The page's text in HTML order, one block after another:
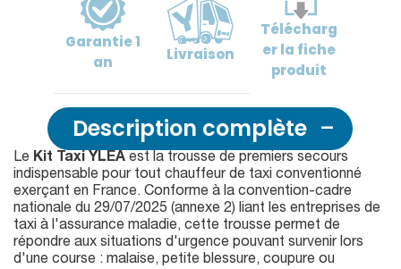
Garantie1
an
Livraison
Télécharg
erla fiche
produit
Description complète
Le Kit Taxi YLEA est la trousse de premiers secours
indispensable pour tout chauffeur de taxi conventionné
exerçant en France. Conforme à la convention-cadre
nationale du 29/07/2025 (annexe 2) liant les entreprises de
taxi à l'assurance maladie, cette trousse permet de
répondre aux situations d'urgence pouvant survenir lors
d'une course : malaise, petite blessure, coupure ou